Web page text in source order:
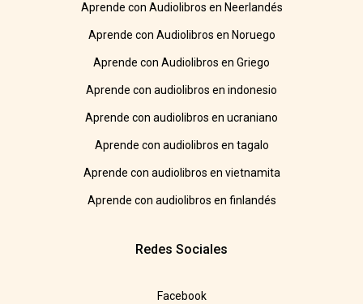
Aprende con Audiolibros en Neerlandés
Aprende con Audiolibros en Noruego
Aprende con Audiolibros en Griego
Aprende con audiolibros en indonesio
Aprende con audiolibros en ucraniano
Aprende con audiolibros en tagalo
Aprende con audiolibros en vietnamita
Aprende con audiolibros en finlandés
Redes Sociales
Facebook